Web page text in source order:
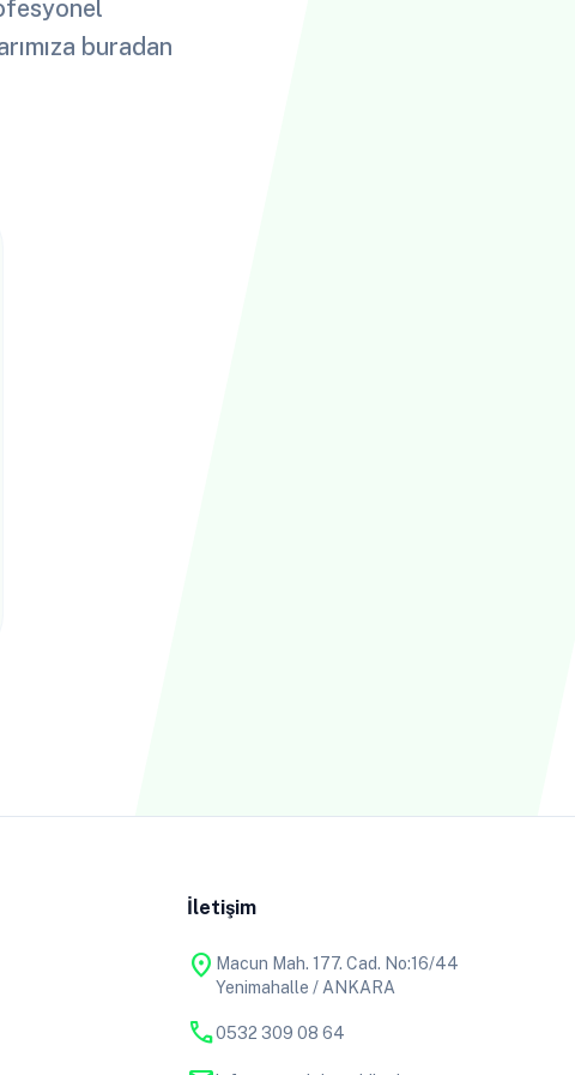
buradan
İletişim
location_on Macun Mah. 177. Cad. No:16/44
Yenimahalle / ANKARA
phone0532 309 08 64